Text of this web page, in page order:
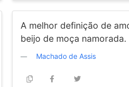
A melhor definição de
beijo de moça namorada.
Machado de Assis